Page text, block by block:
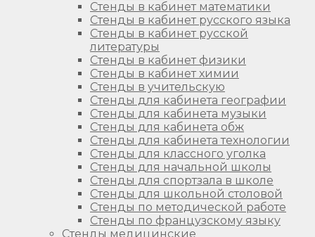
Стенды в кабинет математики
Стенды в кабинет русского языка
Стенды в кабинет русской
литературы
Стенды в кабинет физики
Стенды в кабинет химии
Стенды в учительскую
Стенды для кабинета географии
Стенды для кабинета музыки
Стенды для кабинета обж
Стенды для кабинета технологии
Стенды для классного уголка
Стенды для начальной школы
Стенды для спортзала в школе
Стенды для школьной столовой
Стенды по методической работе
Стенды по французскому языку
Стенды медицинские